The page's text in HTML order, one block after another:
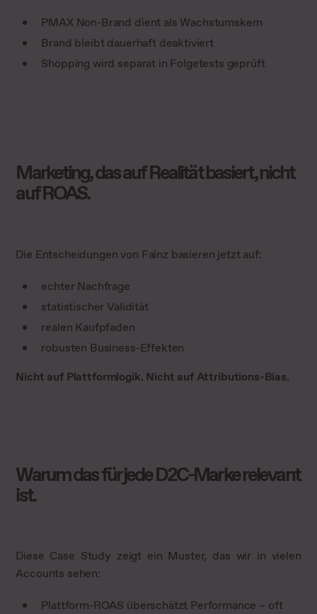
PMAX Non-Brand dient als Wachstumskern
Brand bleibt dauerhaft deaktiviert
Shopping wird separat in Folgetests geprüft
Marketing, das auf Realität basiert, nicht
auf ROAS.
Die Entscheidungen von Fainz basieren jetzt auf:
echter Nachfrage
statistischer Validität
realen Kaufpfaden
robusten Business-Effekten
Nicht auf Plattformlogik. Nicht auf Attributions-Bias.
Warum das für jede D2C-Marke relevant
ist.
Diese Case Study zeigt ein Muster, das wir in vielen
Accounts sehen:
Plattform-ROAS überschätzt Performance – oft